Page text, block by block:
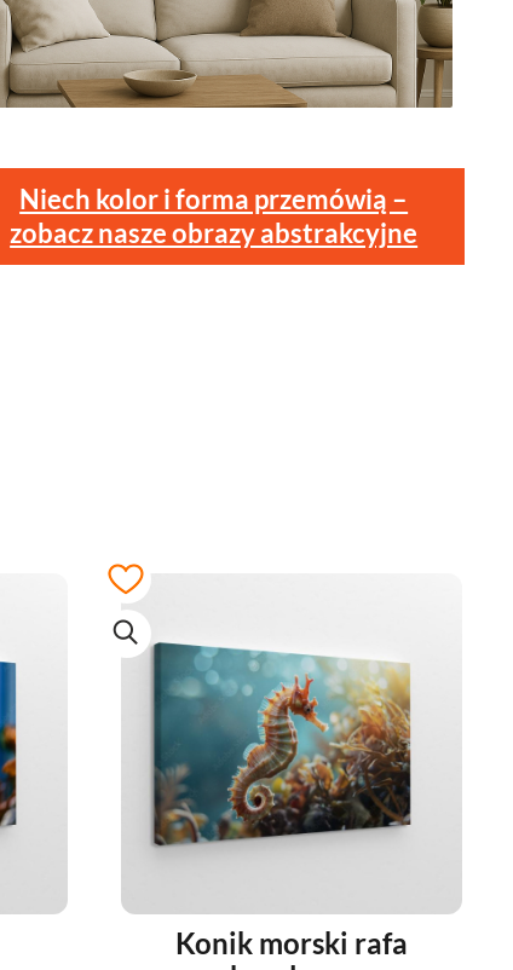
Niech kolor i forma przemówią –
zobacz nasze obrazy abstrakcyjne
Konik morski rafa